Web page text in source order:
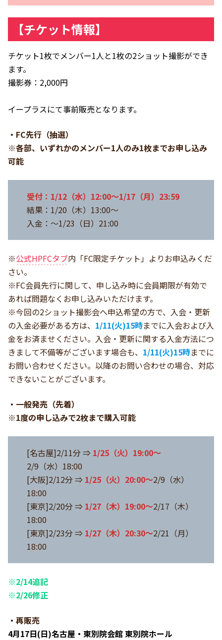
【チケット情報】
チケット1枚でメンバー1人と1枚の2ショット撮影ができ
ます。
撮影券：2,000円
イープラスにて事前販売となります。
・FC先行（抽選）
※各部、いずれかのメンバー1人のみ1枚までお申し込み
可能
受付：1/12（水）12:00～1/17（月）23:59
結果：1/20（木）13:00～
入金：～1/23（日）21:00
※公式HPFCタブ内「FC限定チケット」よりお申込みくだ
さい。
※FC会員先行に関して、申し込み時に会員期限が有効で
あれば問題なくお申し込みいただけます。
※今回の2ショット撮影会へ申込希望の方で、入会・更新
の入金必要がある方は、 1/11(火)15時までに入会および入
金をお済ませください。入会・更新に関する入金方法につ
きまして不備等がございます場合も、 1/11(火)15時までに
お問い合わせください。以降のお問い合わせの場合、対応
できないことがございます。
・一般発売（先着）
※1度の申し込みで2枚まで購入可能
[名古屋]2/11分 ⇒ 1/25（火）19:00～
2/9（水）18:00
[大阪]2/12分 ⇒ 1/25（火）20:00～2/9（水）
18:00
[東京]2/20分 ⇒ 1/27（木）19:00～2/17（木）
18:00
[東京]2/23分 ⇒ 1/27（木）20:30～2/21（月）
18:00
※2/14追記
※2/26修正
・再販売
4月17日(日)名古屋・東別院会館 東別院ホール